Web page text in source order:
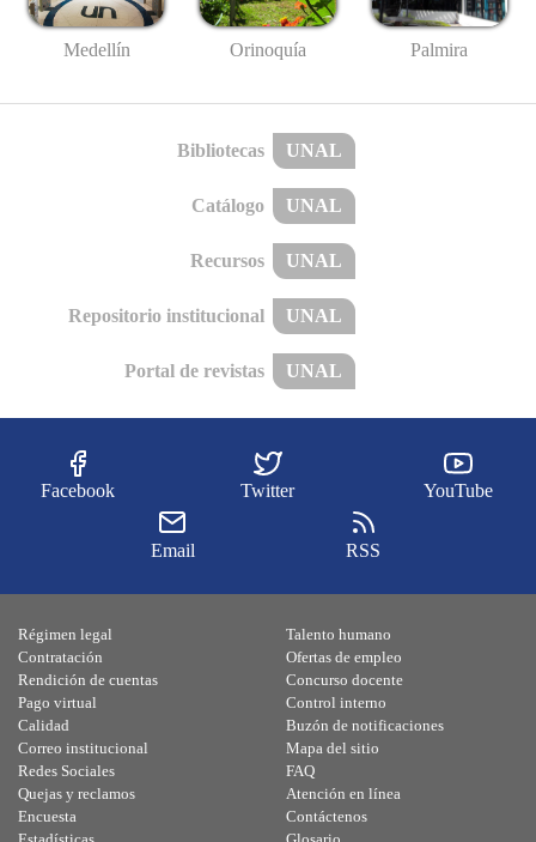
Medellín Orinoquía Palmira
Bibliotecas UNAL
Catálogo UNAL
Recursos UNAL
Repositorio institucional UNAL
Portal de revistas UNAL
Facebook Twitter YouTube
Email RSS
Régimen legal
Contratación
Rendición de cuentas
Pago virtual
Calidad
Talento humano
Ofertas de empleo
Concurso docente
Control interno
Buzón de notificaciones
Correo institucional
Redes Sociales
Quejas y reclamos
Encuesta
Mapa del sitio
FAQ
Atención en línea
Contáctenos